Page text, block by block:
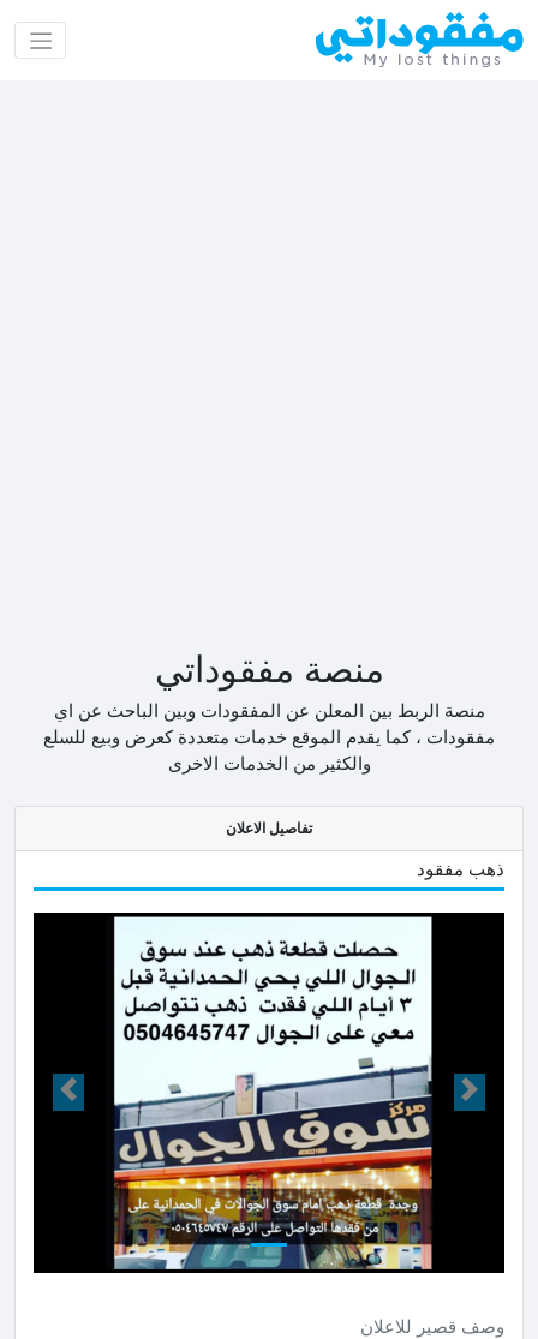
منصة مفقوداتي
منصة الربط بين المعلن عن المفقودات وبين الباحث عن اي
مفقودات ، كما يقدم الموقع خدمات متعددة كعرض وبيع للسلع
والكثير من الخدمات الاخرى
تفاصيل الاعلان
ذهب مفقود
Next Prev
وصف قصير للاعلان